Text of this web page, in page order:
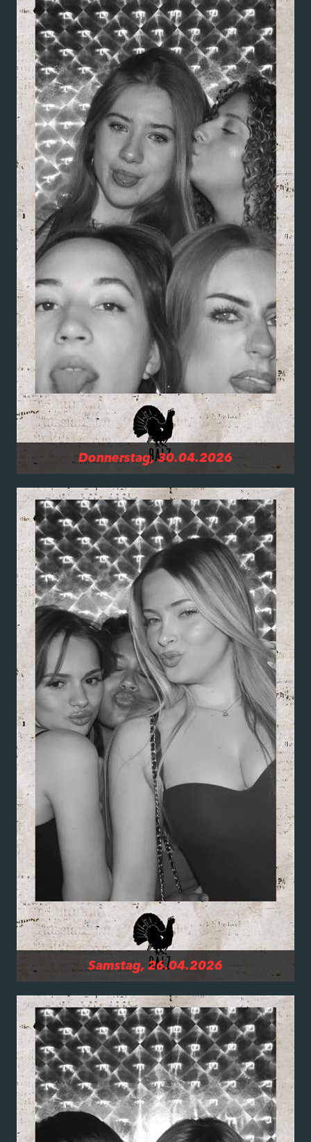
Donnerstag, 30.04.2026
Samstag, 26.04.2026